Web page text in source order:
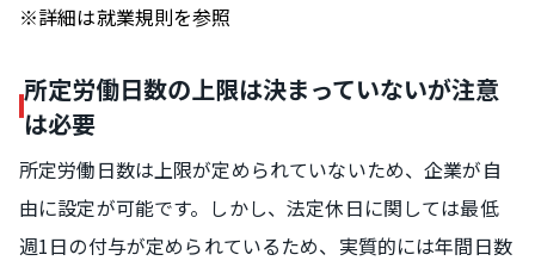
※詳細は就業規則を参照
所定労働日数の上限は決まっていないが注意
は必要
所定労働日数は上限が定められていないため、企業が自
由に設定が可能です。しかし、法定休日に関しては最低
週1日の付与が定められているため、実質的には年間日数